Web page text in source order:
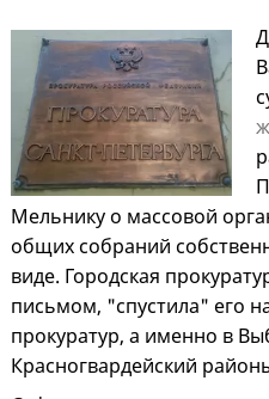
Мельнику о массовой
общих собраний
виде. Городская
письмом, "спустила" его
прокуратур, а именно в
Красногвардейский